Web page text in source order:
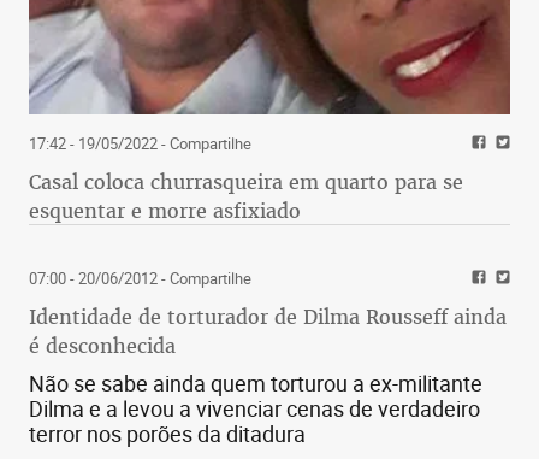
17:42 - 19/05/2022- Compartilhe
Casal coloca churrasqueira em quarto para se
esquentar e morre asfixiado
07:00 - 20/06/2012- Compartilhe
Identidade de torturador de Dilma Rousseff ainda
é desconhecida
Não se sabe ainda quem torturou a ex-militante
Dilma e a levou a vivenciar cenas de verdadeiro
terror nos porões da ditadura